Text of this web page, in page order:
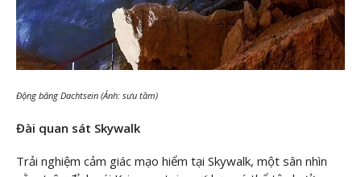
Động băng Dachtsein (Ảnh: sưu tầm)
Đài quan sát Skywalk
Trải nghiệm cảm giác mạo hiểm tại Skywalk, một sân nhìn